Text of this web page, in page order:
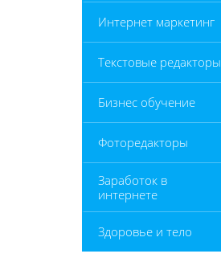
Интернет маркетинг
Текстовые редакторы
Бизнес обучение
Фоторедакторы
Заработок в
интернете
Здоровье и тело